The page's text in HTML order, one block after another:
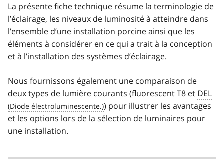
La présente fiche technique résume la terminologie de
l’éclairage, les niveaux de luminosité à atteindre dans
l’ensemble d’une installation porcine ainsi que les
éléments à considérer en ce qui a trait à la conception
et à l’installation des systèmes d’éclairage.
Nous fournissons également une comparaison de
deux types de lumière courants (fluorescent T8 et DEL
) pour illustrer les avantages
et les options lors de la sélection de luminaires pour
une installation.